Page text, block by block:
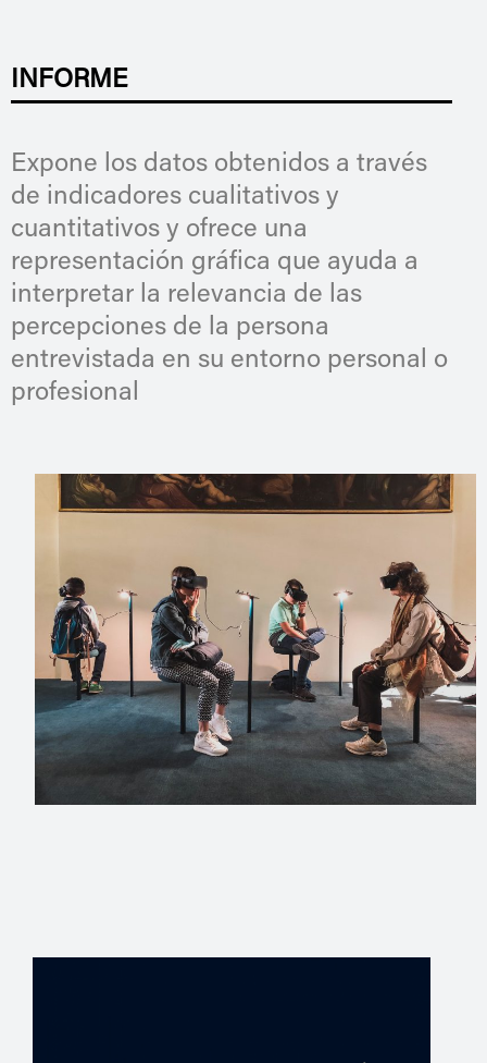
INFORME
Expone los datos obtenidos a través
de indicadores cualitativos y
cuantitativos y ofrece una
representación gráfica que ayuda a
interpretar la relevancia de las
percepciones de la persona
entrevistada en su entorno personal o
profesional